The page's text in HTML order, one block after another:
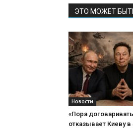
ЭТО МОЖЕТ
Новости
«Пора
отказывает Киеву